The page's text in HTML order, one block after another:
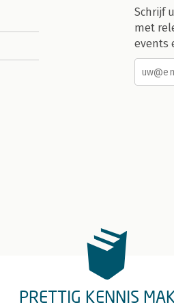
Schrijf
met
events
PRETTIG KENNIS